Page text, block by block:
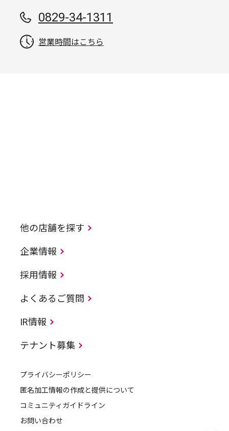
0829-34-1311
営業時間はこちら
他の店舗を探す
企業情報
採用情報
よくあるご質問
IR情報
テナント募集
プライバシーポリシー
匿名加工情報の作成と提供について
コミュニティガイドライン
お問い合わせ